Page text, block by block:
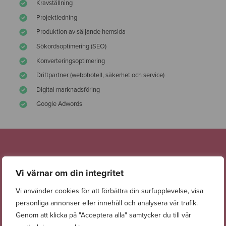
Vi värnar om din integritet
Vi använder cookies för att förbättra din surfupplevelse, visa
personliga annonser eller innehåll och analysera vår trafik.
Genom att klicka på "Acceptera alla" samtycker du till vår
Kravställning
Projektledning
Produktion av säljande hemsida
Sökordsoptimering (SEO)
Konverteringsoptimering
Driftpartner (webbhotell, säkerhet och service)
Digital marknadsföring
Google Adwords
73 %
22 %